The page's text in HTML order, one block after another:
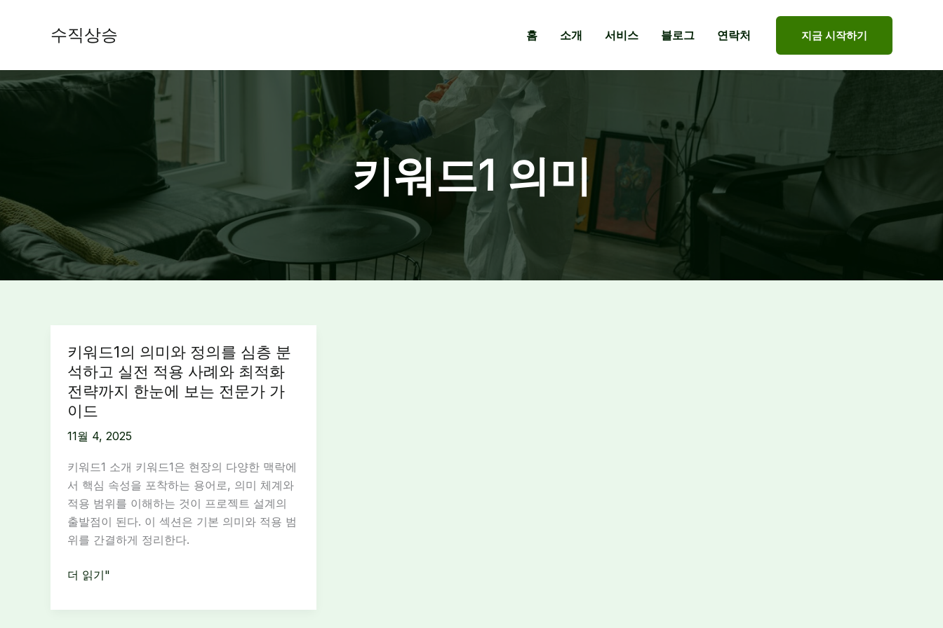
건
수직상승 홈 소개 서비스 블로그 연락처 지금 시작하기
키워드1 의미
키워드1의 의미와 정의를 심층 분
석하고 실전 적용 사례와 최적화
전략까지 한눈에 보는 전문가 가
이드
11월 4, 2025
키워드1 소개 키워드1은 현장의 다양한 맥락에
서 핵심 속성을 포착하는 용어로, 의미 체계와
적용 범위를 이해하는 것이 프로젝트 설계의
출발점이 된다. 이 섹션은 기본 의미와 적용 범
위를 간결하게 정리한다.
키
드
더 읽기"